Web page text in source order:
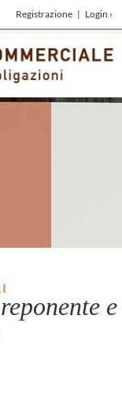
e
Registrazione | Login ›